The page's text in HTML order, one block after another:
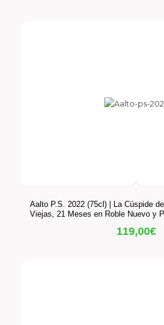
Aalto P.S. 2022 (75cl) | La Cúspide
Viejas, 21 Meses en Roble Nuevo y
119,00€